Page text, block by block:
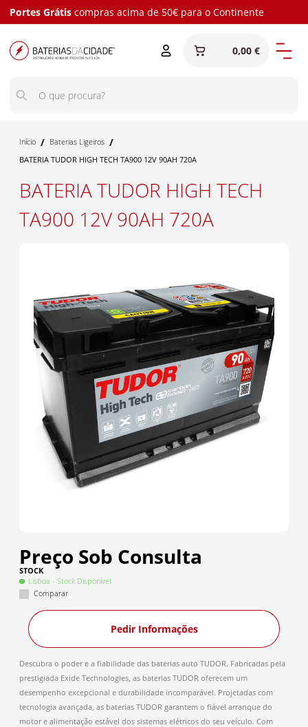
Portes Grátis compras acima de 50€ para o Continente
0,00 €
Início / Baterias Ligeiros /
BATERIA TUDOR HIGH TECH TA900 12V 90AH 720A
BATERIA TUDOR HIGH TECH
TA900 12V 90AH 720A
Preço Sob Consulta
STOCK
Lisboa - Stock Disponível
Comparar
Pedir Informações
Descubra o poder e a fiabilidade das baterias auto TUDOR. Fabricadas pela
prestigiada Exide Technologies, as baterias TUDOR oferecem um
desempenho excepcional e durabilidade incomparável. Projetadas com
tecnologia avançada, as baterias TUDOR garantem o fiável arranque do
motor e alimentação estável dos sistemas elétricos do seu veículo. Com